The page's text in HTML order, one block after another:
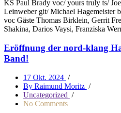
KS Paul Brady voc/ yours truly ts/
Leinweber git/ Michael Hagemeister
voc Gäste Thomas Birklein, Gerrit
Shakina, Darios Vaysi, Franziska
Eröffnung der nord-klang
Band!
17 Okt. 2024 /
By Raimund Moritz /
Uncategorized /
No Comments